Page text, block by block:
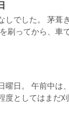
しでした。 茅葺
刷ってから、車
曜日。 午前中は
度としてはまだ